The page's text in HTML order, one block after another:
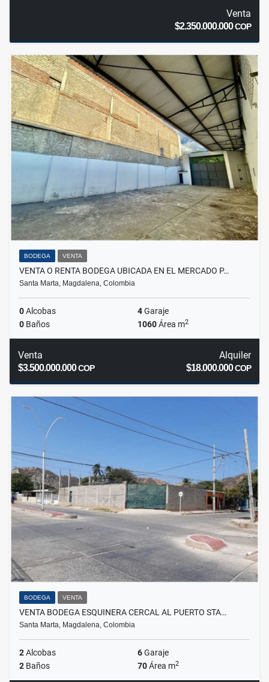
Venta
$2.350.000.000COP
BODEGA VENTA
VENTA O RENTA BODEGA UBICADA EN EL MERCADO P…
Santa Marta, Magdalena, Colombia
0Alcobas 4Garaje
0 Baños 1060Área m2
Venta
$3.500.000.000COP
Alquiler
$18.000.000COP
BODEGA VENTA
VENTA BODEGA ESQUINERA CERCAL AL PUERTO STA…
Santa Marta, Magdalena, Colombia
2Alcobas 6Garaje
2 Baños 70Área m2